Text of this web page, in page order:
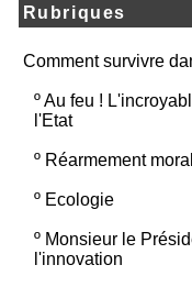
Rubriques
Comment survivre
ºAu feu !
l'Etat
º Réarmement moral
º Ecologie
º Monsieur le
l'innovation